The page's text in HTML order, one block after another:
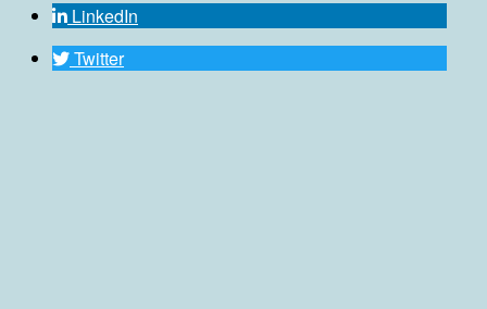
LinkedIn
Twitter